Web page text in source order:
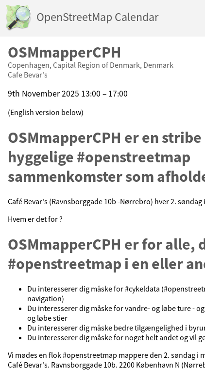
OpenStreetMap Calendar
OSMmapperCPH
Copenhagen, Capital Region of Denmark, Denmark
Cafe Bevar's
9th November 2025 13:00 – 17:00
(English version below)
OSMmapperCPH er en
hyggelige #openstreetmap
sammenkomster som
Café Bevar's (Ravnsborggade 10b -Nørrebro) hver 2. søndag
Hvem er det for ?
OSMmapperCPH er for alle,
#openstreetmap i en eller
Du interesserer dig måske for #cykeldata
navigation)
Du interesserer dig måske for vandre- og løbe ture -
og løbe stier
Du interesserer dig måske bedre tilgængelighed i
Du interesserer dig måske for noget helt andet og vil
Vi mødes en flok #openstreetmap mappere den 2. søndag i
Café Bevar's. Ravnsborggade 10b. 2200 København N